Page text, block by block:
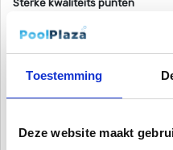
Toestemming
Deze website maakt
Sterke kwaliteits punten
zwembaden in verschillende
zwembaden zijn voorzien van
inlooptrap, zodat groot en
prachtige zwembad.
Het materiaal is krasvast en